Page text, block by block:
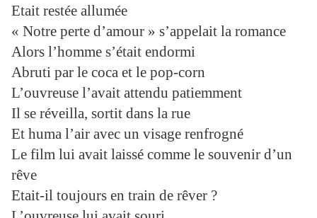
Etait restée allumée
« Notre perte d’amour » s’appelait la romance
Alors l’homme s’était endormi
Abruti par le coca et le pop-corn
L’ouvreuse l’avait attendu patiemment
Il se réveilla, sortit dans la rue
Et huma l’air avec un visage renfrogné
Le film lui avait laissé comme le souvenir d’un
rêve
Etait-il toujours en train de rêver ?